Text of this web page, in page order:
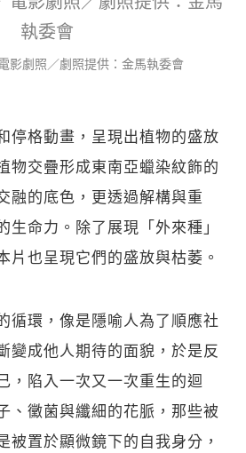
影劇照／劇照提供：金馬執委會
停格動畫，呈現出植物的盛放
物交疊形成東南亞蠟染紋飾的
融的底色，更透過解構與重
生命力。除了展現「外來種」
片也呈現它們的盛放與枯萎。
循環，像是隱喻人為了順應社
變成他人期待的面貌，於是反
，陷入一次又一次重生的迴
、黴菌與纖細的花脈，那些被
被置於顯微鏡下的自我身分，